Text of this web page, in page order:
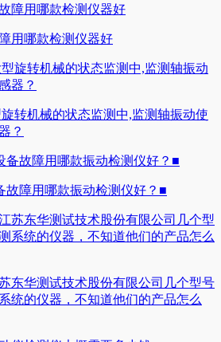
用哪款检测仪器好
转机械的状态监测中,监测轴振动使
？
障用哪款振动检测仪好？■
东华测试技术股份有限公司几个型号
统的仪器，不知道他们的产品怎么